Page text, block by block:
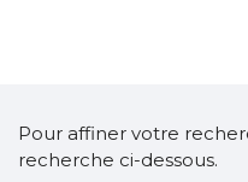
Pour affiner votre
recherche ci-dessous.